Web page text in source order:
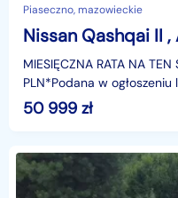
Piaseczno, mazowieckie
MIESIĘCZNA RATA NA
PLN*Podana w
na dzień wystawienia
salonu
50 999 zł